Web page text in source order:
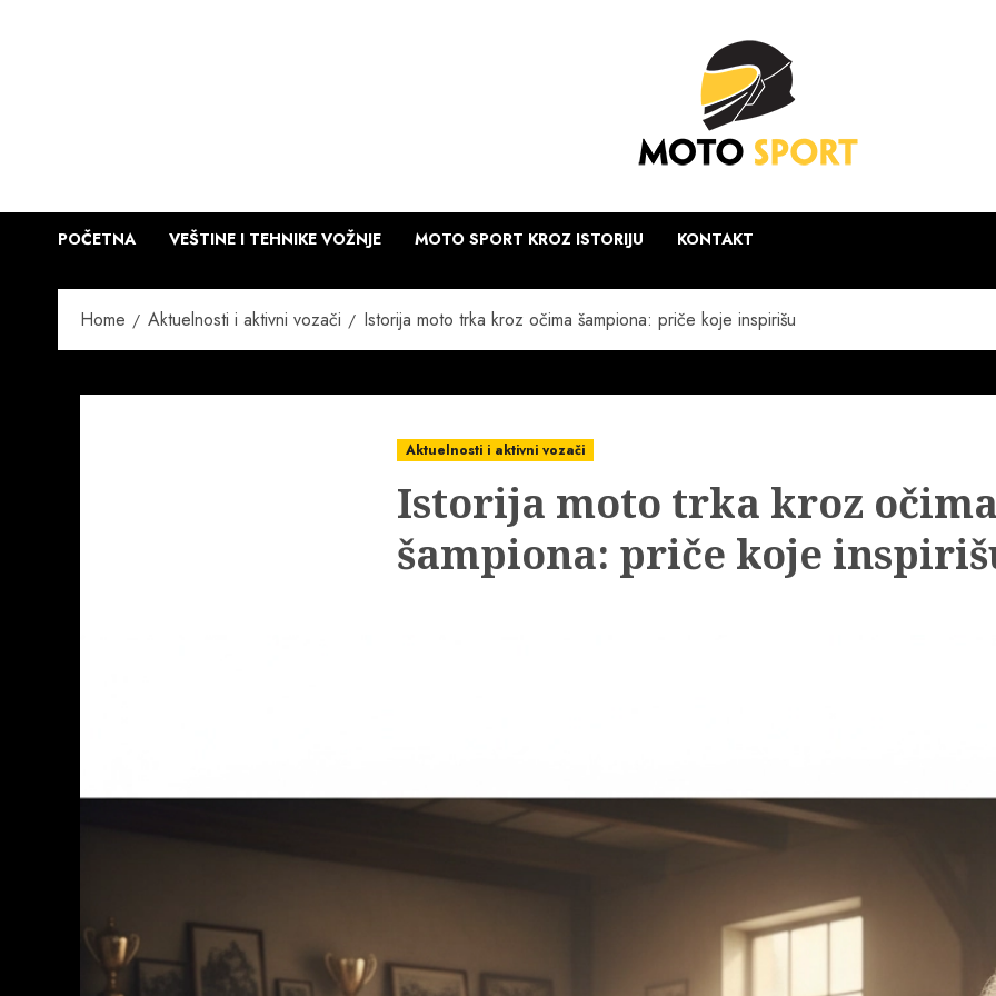
POČETNA VEŠTINE I TEHNIKE VOŽNJE MOTO SPORT KROZ ISTORIJU KONTAKT
Home Aktuelnosti i aktivni vozači Istorija moto trka kroz očima šampiona: priče koje inspirišu
Aktuelnosti i aktivni vozači
Istorija moto trka kroz
šampiona: priče koje